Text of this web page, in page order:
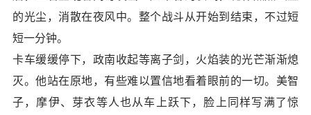
的光尘，消散在夜风中。整个战斗从开始到结束，不过短
短一分钟。
卡车缓缓停下，政南收起等离子剑，火焰装的光芒渐渐熄
灭。他站在原地，有些难以置信地看着眼前的一切。美智
子，摩伊、芽衣等人也从车上跃下，脸上同样写满了惊